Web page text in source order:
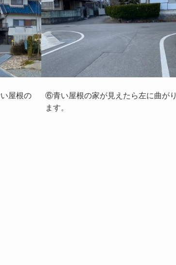
屋根の
⑥青い屋根の家が見えたら左に曲がり
ます。